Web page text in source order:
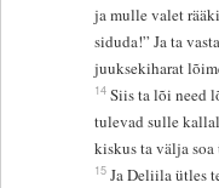
ja mulle valet
siduda!” Ja ta
juuksekiharat
14 Siis ta lõi need
tulevad sulle
kiskus ta välja
15 Ja Deliila ütles